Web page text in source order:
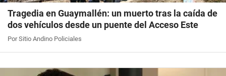
Tragedia en Guaymallén: un muerto tras la caída de
dos vehículos desde un puente del Acceso Este
Por Sitio Andino Policiales